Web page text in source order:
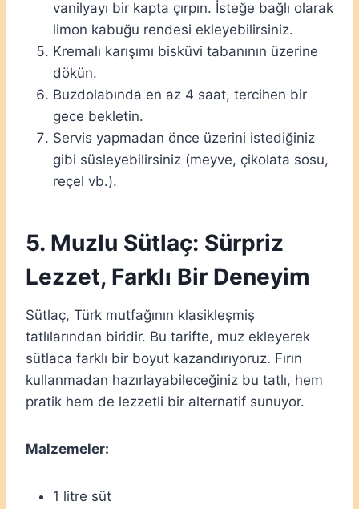
vanilyayı bir kapta çırpın. İsteğe bağlı olarak
limon kabuğu rendesi ekleyebilirsiniz.
Kremalı karışımı bisküvi tabanının üzerine
dökün.
Buzdolabında en az 4 saat, tercihen bir
gece bekletin.
Servis yapmadan önce üzerini istediğiniz
gibi süsleyebilirsiniz (meyve, çikolata sosu,
reçel vb.).
5. Muzlu Sütlaç: Sürpriz
Lezzet, Farklı Bir Deneyim
Sütlaç, Türk mutfağının klasikleşmiş
tatlılarından biridir. Bu tarifte, muz ekleyerek
sütlaca farklı bir boyut kazandırıyoruz. Fırın
kullanmadan hazırlayabileceğiniz bu tatlı, hem
pratik hem de lezzetli bir alternatif sunuyor.
Malzemeler:
1 litre süt